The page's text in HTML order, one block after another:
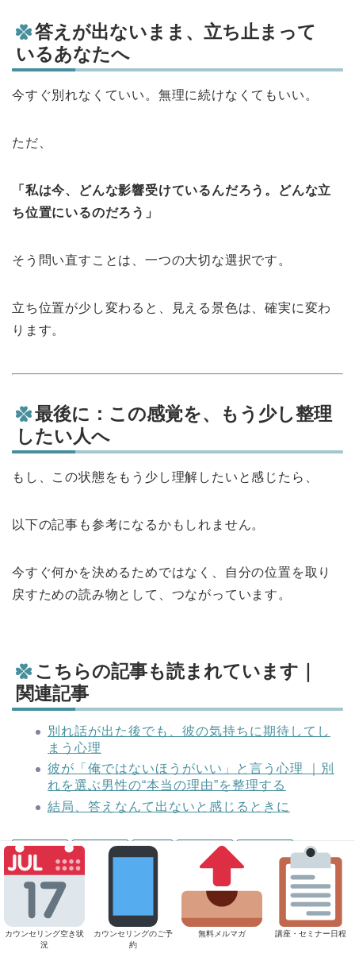
答えが出ないまま、立ち止まって
いるあなたへ
今すぐ別れなくていい。無理に続けなくてもいい。
ただ、
「私は今、どんな影響受けているんだろう。どんな立
ち位置にいるのだろう」
そう問い直すことは、一つの大切な選択です。
立ち位置が少し変わると、見える景色は、確実に変わ
ります。
最後に：この感覚を、もう少し整理
したい人へ
もし、この状態をもう少し理解したいと感じたら、
以下の記事も参考になるかもしれません。
今すぐ何かを決めるためではなく、自分の位置を取り
戻すための読み物として、つながっています。
こちらの記事も読まれています｜
関連記事
別れ話が出た後でも、彼の気持ちに期待してし
まう心理
彼が「俺ではないほうがいい」と言う心理 ｜別
れを選ぶ男性の“本当の理由”を整理する
結局、答えなんて出ないと感じるときに
男性心理 復縁 恋愛心理
ABOUT ME
カウンセリング空き状
況
カウンセリングのご予
約
無料メルマガ 講座・セミナー日程